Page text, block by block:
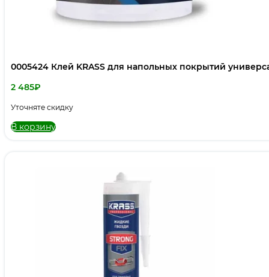
0005424 Клей KRASS для напольных покрытий
2 485₽
Уточняте скидку
В корзину